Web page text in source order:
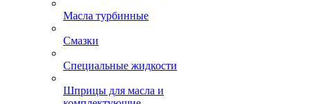
Масла турбинные
Смазки
Специальные жидкости
Шприцы для масла и